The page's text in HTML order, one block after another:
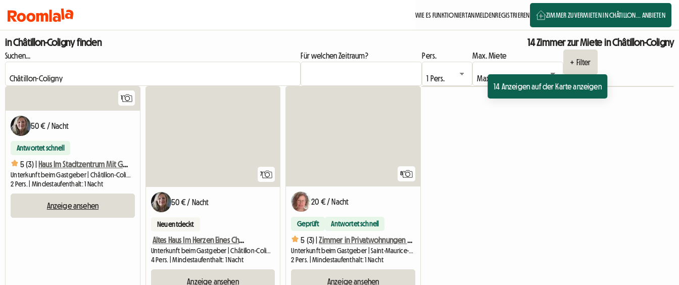
WIE ES FUNKTIONIERTANMELDENREGISTRIEREN ZIMMER ZU VERMIETEN IN CHÂTILLON... ANBIETEN
in Châtillon-Coligny finden 14 Zimmer zur Miete in Châtillon-Coligny
Suchen... Für welchen Zeitraum? Pers.
Max. Miete
+ Filter
14 Anzeigen auf der Karte anzeigen
1
50 € / Nacht
Antwortet schnell
5 (3) | Haus Im Stadtzentrum Mit Garten Am Fluss
Unterkunft beim Gastgeber | Châtillon-Coligny (45230) | 12 M2
2 Pers. | Mindestaufenthalt: 1 Nacht
Anzeige ansehen
7
50 € / Nacht
Neu entdeckt
Altes Haus Im Herzen Eines Charmanten Dorfes
Unterkunft beim Gastgeber | Châtillon-Coligny | 50 M2
4 Pers. | Mindestaufenthalt: 1 Nacht
Anzeige ansehen
8
20 € / Nacht
Geprüft Antwortet schnell
5 (3) | Zimmer in Privatwohnungen vermieten 🏡
Unterkunft beim Gastgeber | Saint-Maurice-sur-Aveyron (45230) | 12 M2
2 Pers. | Mindestaufenthalt: 1 Nacht
Anzeige ansehen